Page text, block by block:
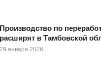
Производство по
расширят в Тамбовской
29 января 2026